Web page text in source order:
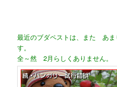
最近のブダペストは、また あま
す。
全～然 2月らしくありません。